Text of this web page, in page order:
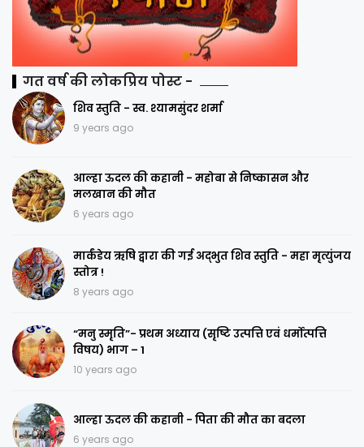
गत वर्ष की लोकप्रिय पोस्ट -
शिव स्तुति - स्व. श्यामसुंदर शर्मा
9 years ago
आल्हा ऊदल की कहानी - महोबा से निष्कासन और
मलखान की मौत
6 years ago
मार्कंडेय ऋषि द्वारा की गई अद्भुत शिव स्तुति - महा मृत्युंजय
स्तोत्र !
8 years ago
“मनु स्मृति”- प्रथम अध्याय (सृष्टि उत्पत्ति एवं धर्मोत्पत्ति
विषय) भाग – 1
10 years ago
आल्हा ऊदल की कहानी - पिता की मौत का बदला
6 years ago